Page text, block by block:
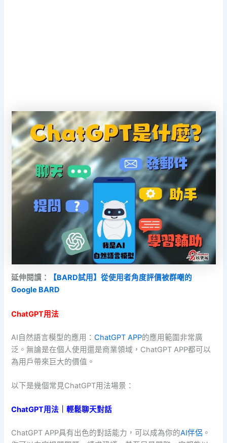
延伸閱讀：
【BARD試用】從使用者角度評價被群嘲的
Google BARD
ChatGPT用法
AI自然語言模型的應用：ChatGPT APP的應用範圍非常廣
泛。無論是在個人使用還是商業領域，ChatGPT APP都可以
為用戶帶來巨大的價值。
以下是幾個常見ChatGPT用法場景：
ChatGPT用法｜輕鬆聊天對話
ChatGPT APP具有出色的對話能力，可以成為你的AI伴侶 。